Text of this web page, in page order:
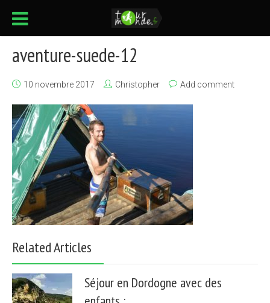
aventure-suede-12
10 novembre 2017 Christopher Add comment
Related Articles
Séjour en Dordogne avec des